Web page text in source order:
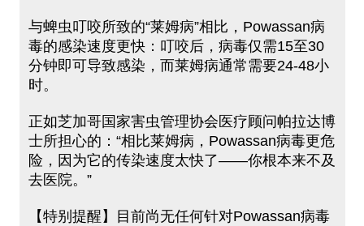
与蜱虫叮咬所致的“莱姆病”相比，Powassan病
毒的感染速度更快：叮咬后，病毒仅需15至30
分钟即可导致感染，而莱姆病通常需要24-48小
时。
正如芝加哥国家害虫管理协会医疗顾问帕拉达博
士所担心的：“相比莱姆病，Powassan病毒更危
险，因为它的传染速度太快了——你根本来不及
去医院。”
【特别提醒】目前尚无任何针对Powassan病毒